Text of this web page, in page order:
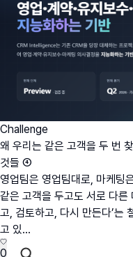
Challenge
왜 우리는 같은 고객을 두 번
것들 ④
영업팀은 영업팀대로, 마케팅
같은 고객을 두고도 서로 다른
고, 검토하고, 다시 만든다’는
고 있...
0